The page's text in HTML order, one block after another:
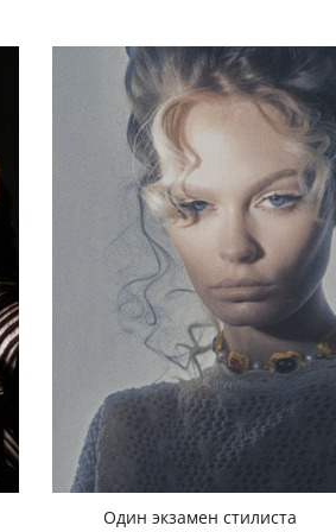
Один экзамен стилиста